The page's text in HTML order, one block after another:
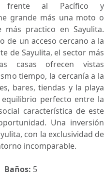
Baños: 5
frente al Pacífico y
grande más una moto o
practico en Sayulita.
de un acceso cercano a la
de Sayulita, el sector más
casas ofrecen vistas
tiempo, la cercanía a la
bares, tiendas y la playa
perfecto entre la
característica de este
Una inversión
con la exclusividad de
incomparable.